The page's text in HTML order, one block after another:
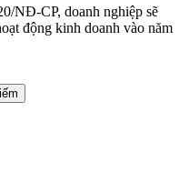
NĐ-CP, doanh nghiệp sẽ
động kinh doanh vào năm